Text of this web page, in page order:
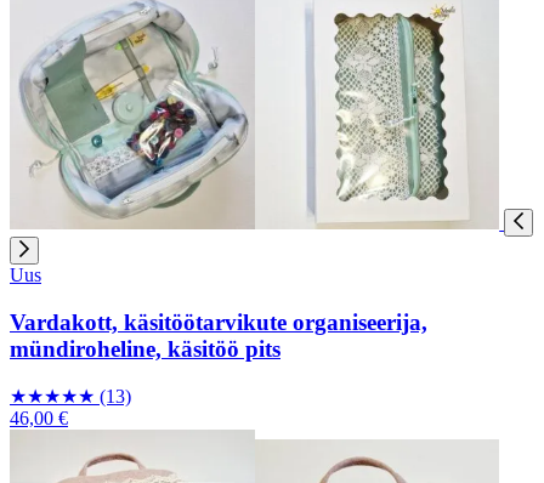
Uus
Vardakott, käsitöötarvikute organiseerija,
mündiroheline, käsitöö pits
★★★★★ (13)
46,00 €